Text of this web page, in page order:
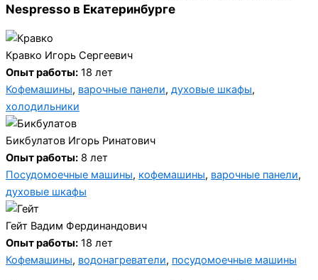
Nespresso в Екатеринбурге
Кравко Игорь Сергеевич
Опыт работы: 18 лет
Кофемашины, варочные панели, духовые шкафы,
холодильники
Бикбулатов Игорь Ринатович
Опыт работы: 8 лет
Посудомоечные машины, кофемашины, варочные панели,
духовые шкафы
Гейт Вадим Фердинандович
Опыт работы: 18 лет
Кофемашины, водонагреватели, посудомоечные машины